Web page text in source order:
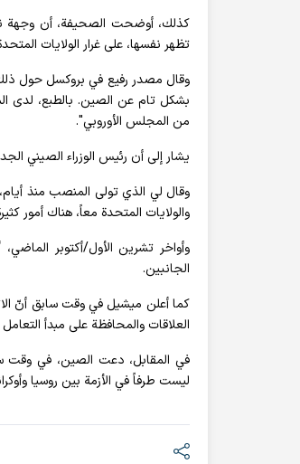
كذلك، أوضحت الصحيفة، أن وجهة نظر
تظهر نفسها، على غرار الولايات
وقال مصدر رفيع في بروكسل حول ذلك
بشكل تام عن الصين. بالطبع، لدى
من المجلس الأوروبي".
يشار إلى أن رئيس الوزراء الصيني
وقال لي الذي تولى المنصب منذ
والولايات المتحدة معاً، هناك أمور
وأواخر تشرين الأول/أكتوبر
الجانبين.
كما أعلن ميشيل في وقت سابق أنّ
العلاقات والمحافظة على مبدأ
في المقابل، دعت الصين، في وقت
ليست طرفاً في الأزمة بين روسيا